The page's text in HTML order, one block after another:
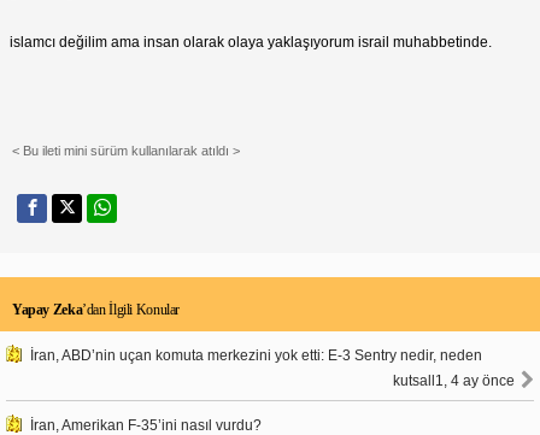
islamcı değilim ama insan olarak olaya yaklaşıyorum israil muhabbetinde.
< Bu ileti mini sürüm kullanılarak atıldı >
Yapay Zeka’dan İlgili Konular
İran, ABD’nin uçan komuta merkezini yok etti: E-3 Sentry nedir, neden
kutsall1, 4 ay önce
İran, Amerikan F-35’ini nasıl vurdu?